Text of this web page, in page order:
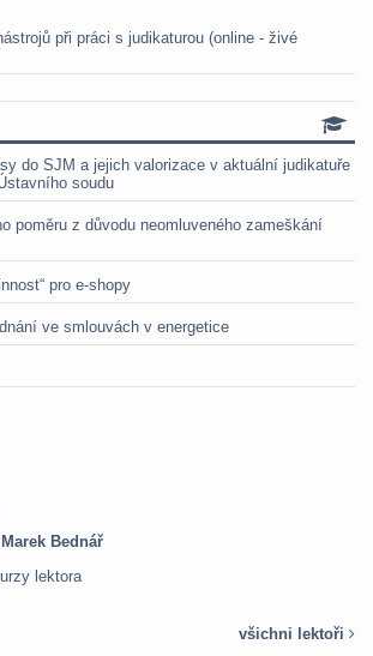
při práci s judikaturou (online - živé
do SJM a jejich valorizace v aktuální judikatuře
soudu
poměru z důvodu neomluveného zameškání
pro e-shopy
ve smlouvách v energetice
Bednář
lektora
všichni lektoři